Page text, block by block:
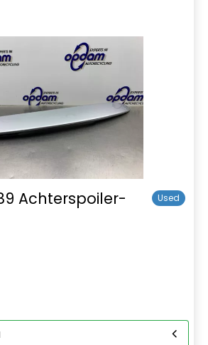
Achterspoiler-
Used